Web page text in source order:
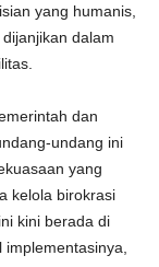
yang humanis,
dalam
dan
undang ini
yang
kelola birokrasi
kini berada di